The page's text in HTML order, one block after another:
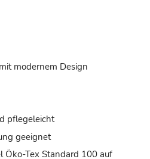
modernem Design
pflegeleicht
geeignet
Öko-Tex Standard 100 auf